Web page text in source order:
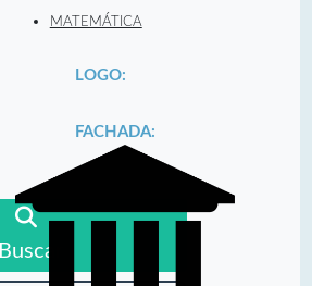
Buscar
MATEMÁTICA
LOGO:
FACHADA: